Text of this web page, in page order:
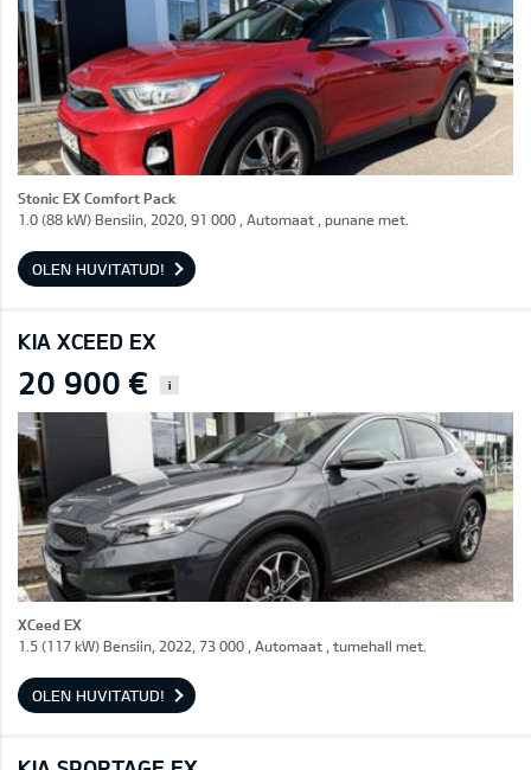
Stonic EX Comfort Pack
1.0 (88 kW) Bensiin, 2020, 91 000 , Automaat , punane met.
OLEN HUVITATUD!
KIA XCEED EX
20 900 € i
XCeed EX
1.5 (117 kW) Bensiin, 2022, 73 000 , Automaat , tumehall met.
OLEN HUVITATUD!